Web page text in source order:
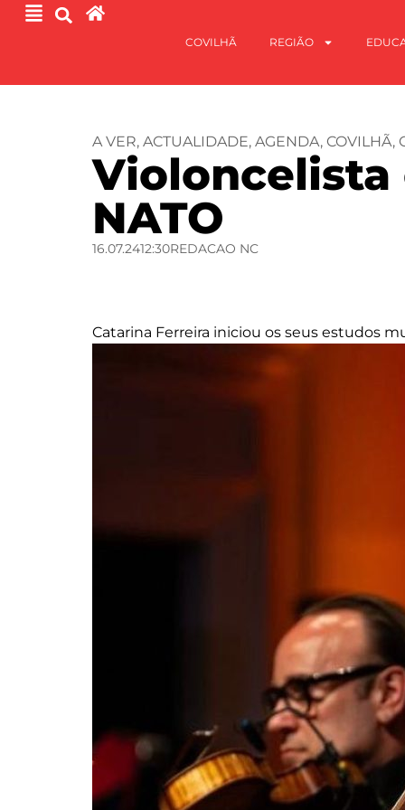
COVILHÃ REGIÃO
A VER, ACTUALIDADE, AGENDA, COVILHÃ,
Violoncelista
NATO
16.07.2412:30REDACAO NC
Catarina Ferreira iniciou os seus estudos